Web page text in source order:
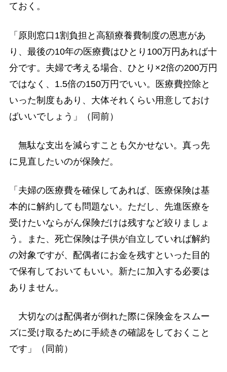
ておく。
「原則窓口1割負担と高額療養費制度の恩恵があ
り、最後の10年の医療費はひとり100万円あれば十
分です。夫婦で考える場合、ひとり×2倍の200万円
ではなく、1.5倍の150万円でいい。医療費控除と
いった制度もあり、大体それくらい用意しておけ
ばいいでしょう」（同前）
無駄な支出を減らすことも欠かせない。真っ先
に見直したいのが保険だ。
「夫婦の医療費を確保してあれば、医療保険は基
本的に解約しても問題ない。ただし、先進医療を
受けたいならがん保険だけは残すなど絞りましょ
う。また、死亡保険は子供が自立していれば解約
の対象ですが、配偶者にお金を残すといった目的
で保有しておいてもいい。新たに加入する必要は
ありません。
大切なのは配偶者が倒れた際に保険金をスムー
ズに受け取るために手続きの確認をしておくこと
です」（同前）